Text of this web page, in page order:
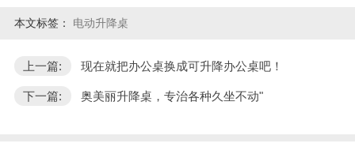
本文标签： 电动升降桌
上一篇: 现在就把办公桌换成可升降办公桌吧！
下一篇: 奥美丽升降桌，专治各种久坐不动"